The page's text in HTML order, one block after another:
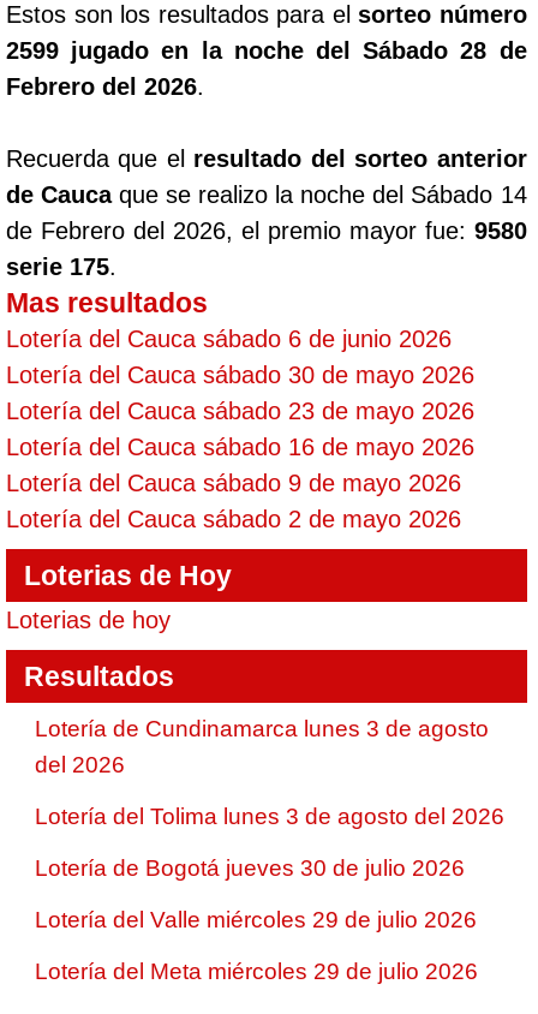
Estos son los resultados para elsorteo número
2599 jugado en la noche del Sábado 28 de
Febrero del 2026.
Recuerda que el resultado del sorteo anterior
de Caucaque se realizo la noche del Sábado 14
de Febrero del 2026, el premio mayor fue: 9580
serie 175.
Mas resultados
Lotería del Cauca sábado 6 de junio 2026
Lotería del Cauca sábado 30 de mayo 2026
Lotería del Cauca sábado 23 de mayo 2026
Lotería del Cauca sábado 16 de mayo 2026
Lotería del Cauca sábado 9 de mayo 2026
Lotería del Cauca sábado 2 de mayo 2026
Loterias de Hoy
Loterias de hoy
Resultados
Lotería de Cundinamarca lunes 3 de agosto
del 2026
Lotería del Tolima lunes 3 de agosto del 2026
Lotería de Bogotá jueves 30 de julio 2026
Lotería del Valle miércoles 29 de julio 2026
Lotería del Meta miércoles 29 de julio 2026